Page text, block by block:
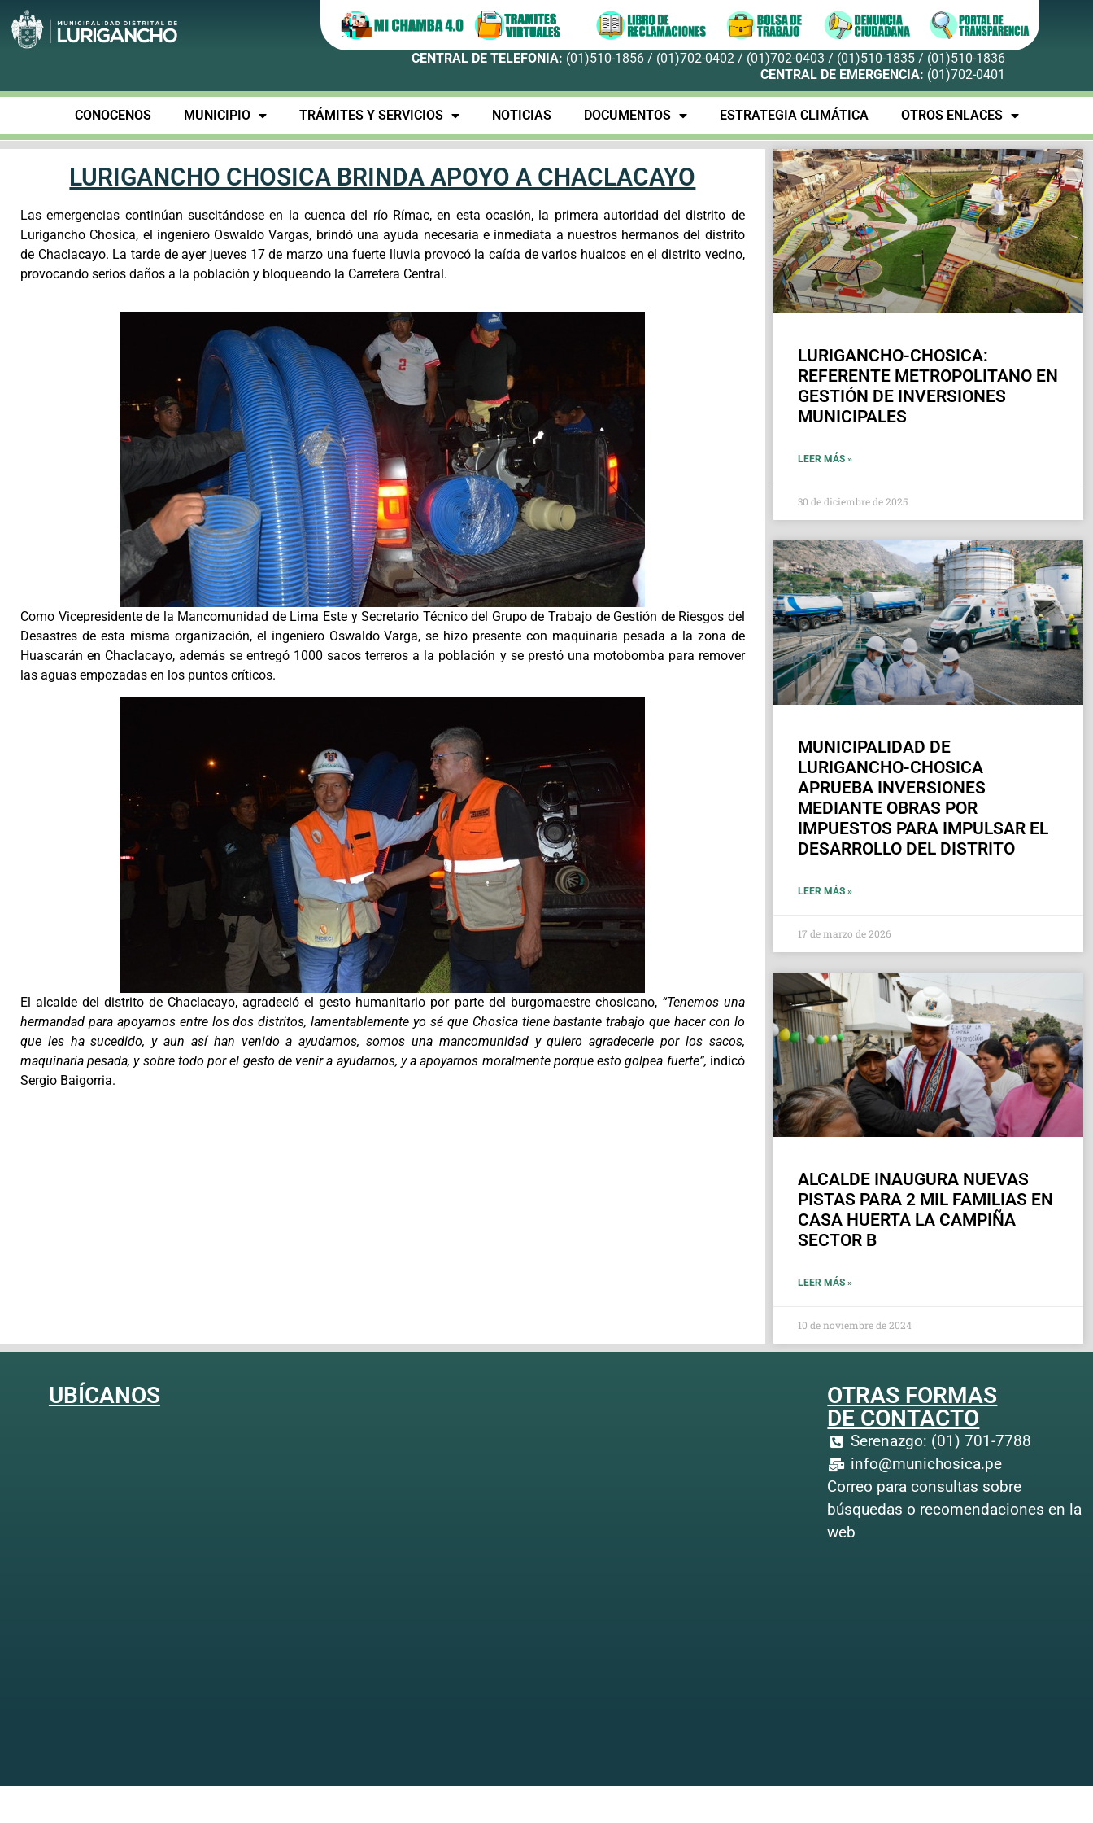
CENTRAL DE TELEFONIA: (01)510-1856 / (01)702-0402 / (01)702-0403 / (01)510-1835 / (01)510-1836
CENTRAL DE EMERGENCIA: (01)702-0401
CONOCENOS MUNICIPIO TRÁMITES Y SERVICIOS NOTICIAS DOCUMENTOS ESTRATEGIA CLIMÁTICA OTROS ENLACES
LURIGANCHO CHOSICA BRINDA APOYO A CHACLACAYO
Las emergencias continúan suscitándose en la cuenca del río Rímac, en esta ocasión, la primera autoridad del distrito de
Lurigancho Chosica, el ingeniero Oswaldo Vargas, brindó una ayuda necesaria e inmediata a nuestros hermanos del distrito
de Chaclacayo. La tarde de ayer jueves 17 de marzo una fuerte lluvia provocó la caída de varios huaicos en el distrito vecino,
provocando serios daños a la población y bloqueando la Carretera Central.
Como Vicepresidente de la Mancomunidad de Lima Este y Secretario Técnico del Grupo de Trabajo de Gestión de Riesgos del
Desastres de esta misma organización, el ingeniero Oswaldo Varga, se hizo presente con maquinaria pesada a la zona de
Huascarán en Chaclacayo, además se entregó 1000 sacos terreros a la población y se prestó una motobomba para remover
las aguas empozadas en los puntos críticos.
El alcalde del distrito de Chaclacayo, agradeció el gesto humanitario por parte del burgomaestre chosicano, “Tenemos una
hermandad para apoyarnos entre los dos distritos, lamentablemente yo sé que Chosica tiene bastante trabajo que hacer con lo
que les ha sucedido, y aun así han venido a ayudarnos, somos una mancomunidad y quiero agradecerle por los sacos,
maquinaria pesada, y sobre todo por el gesto de venir a ayudarnos, y a apoyarnos moralmente porque esto golpea fuerte”, indicó
Sergio Baigorria.
LURIGANCHO-CHOSICA:
REFERENTE METROPOLITANO EN
GESTIÓN DE INVERSIONES
MUNICIPALES
LEER MÁS »
30 de diciembre de 2025
MUNICIPALIDAD DE
LURIGANCHO-CHOSICA
APRUEBA INVERSIONES
MEDIANTE OBRAS POR
IMPUESTOS PARA IMPULSAR EL
DESARROLLO DEL DISTRITO
LEER MÁS »
17 de marzo de 2026
ALCALDE INAUGURA NUEVAS
PISTAS PARA 2 MIL FAMILIAS EN
CASA HUERTA LA CAMPIÑA
SECTOR B
LEER MÁS »
10 de noviembre de 2024
UBÍCANOS
OTRAS FORMAS
DE CONTACTO
Serenazgo: (01) 701-7788
info@munichosica.pe
Correo para consultas sobre
búsquedas o recomendaciones en la
web